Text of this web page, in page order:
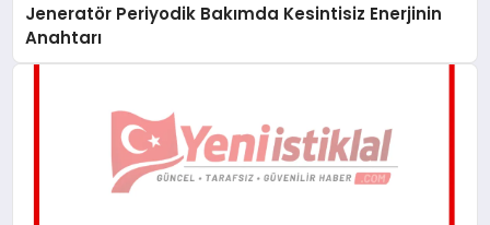
Jeneratör Periyodik Bakımda Kesintisiz Enerjinin
Anahtarı